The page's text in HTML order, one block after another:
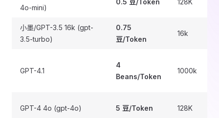
4o-mini)
0.5 豆/Token 128K
小墨/GPT-3.5 16k (gpt-
3.5-turbo)
0.75
豆/Token
16k
GPT-4.1
4
Beans/Token
1000k
GPT-4 4o (gpt-4o) 5 豆/Token 128K